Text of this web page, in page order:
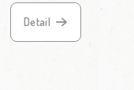
Detail